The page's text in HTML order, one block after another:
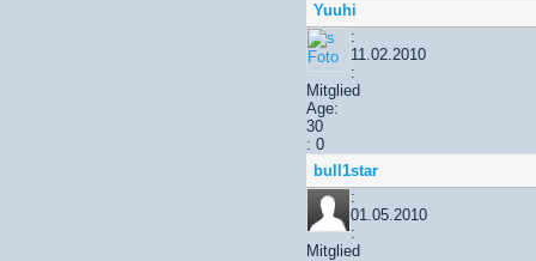
Yuuhi
:
11.02.2010
:
Mitglied
Age:
30
: 0
bull1star
:
01.05.2010
:
Mitglied